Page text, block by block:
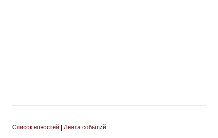
Список новостей Лента событий